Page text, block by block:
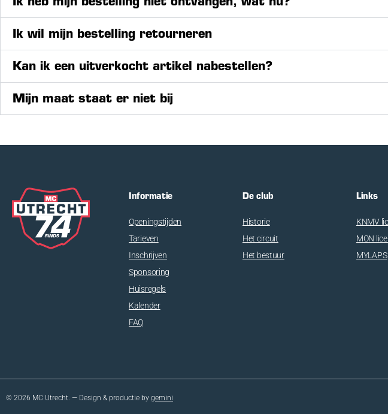
Ik heb mijn bestelling niet ontvangen, wat nu?
Ik wil mijn bestelling retourneren
Kan ik een uitverkocht artikel nabestellen?
Mijn maat staat er niet bij
Informatie
Openingstijden
Tarieven
Inschrijven
Sponsoring
Huisregels
Kalender
FAQ
De club
Historie
Het circuit
Het bestuur
Links
KNMV
MON
MYLAPS
© 2026 MC Utrecht. — Design & productie by gemini